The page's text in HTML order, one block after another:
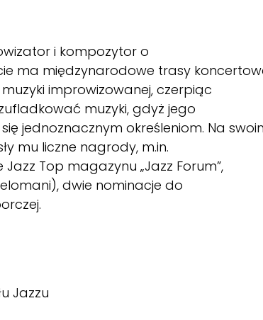
i kompozytor o
ma międzynarodowe trasy
improwizowanej, czerpiąc
muzyki, gdyż jego
jednoznacznym określeniom. Na
mu liczne nagrody, m.in.
Top magazynu „Jazz Forum”,
dwie nominacje do
Jazzu